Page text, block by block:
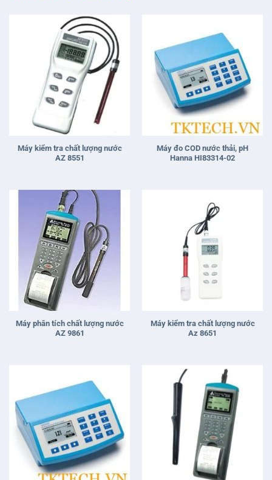
Máy kiểm tra chất lượng nước
AZ 8551
Máy đo COD nước thải, pH
Hanna HI83314-02
Máy phân tích chất lượng nước
AZ 9861
Máy kiểm tra chất lượng nước
Az 8651